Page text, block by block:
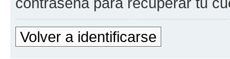
Volver a identificarse